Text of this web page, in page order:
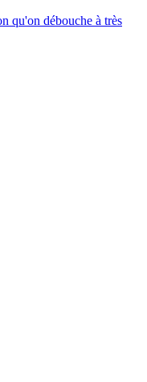
qu'on débouche à très